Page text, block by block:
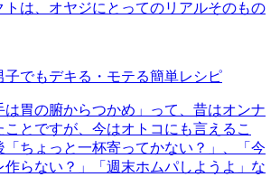
トは、オヤジにとってのリアルそのもの
子でもデキる・モテる簡単レシピ
は胃の腑からつかめ」って、昔はオンナ
ことですが、今はオトコにも言えるこ
「ちょっと一杯寄ってかない？」、「今
作らない？」「週末ホムパしようよ」な